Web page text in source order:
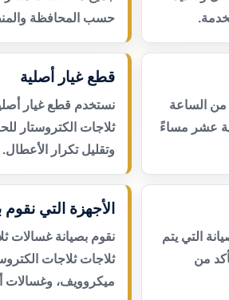
حسب المحافظة
من الساعة
عشر مساءً
قطع غيار أصلية
نستخدم قطع غيار
ثلاجات الكتروستار
وتقليل تكرار الأعطال.
التي يتم
من
الأجهزة التي نقوم
نقوم بصيانة غسالات
ثلاجات ثلاجات
ميكروويف، وغسالات